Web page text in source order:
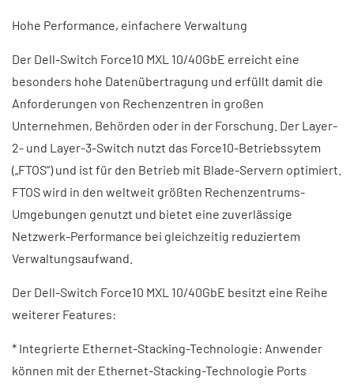
Hohe Performance, einfachere Verwaltung
Der Dell-Switch Force10 MXL 10/40GbE erreicht eine
besonders hohe Datenübertragung und erfüllt damit die
Anforderungen von Rechenzentren in großen
Unternehmen, Behörden oder in der Forschung. Der Layer-
2- und Layer-3-Switch nutzt das Force10-Betriebssytem
(„FTOS“) und ist für den Betrieb mit Blade-Servern optimiert.
FTOS wird in den weltweit größten Rechenzentrums-
Umgebungen genutzt und bietet eine zuverlässige
Netzwerk-Performance bei gleichzeitig reduziertem
Verwaltungsaufwand.
Der Dell-Switch Force10 MXL 10/40GbE besitzt eine Reihe
weiterer Features:
* Integrierte Ethernet-Stacking-Technologie: Anwender
können mit der Ethernet-Stacking-Technologie Ports